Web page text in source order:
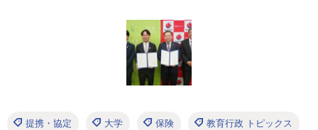
提携・協定 大学 保険 教育行政 トピックス